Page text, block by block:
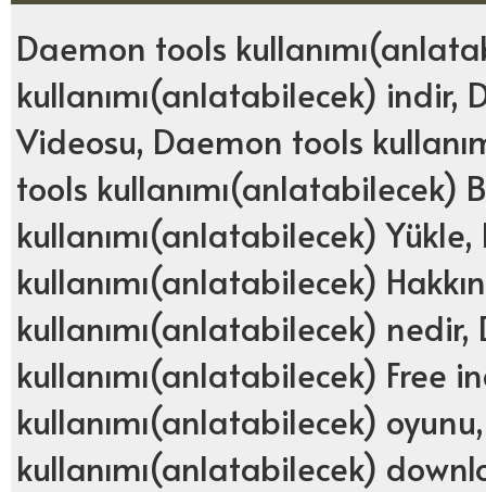
Daemon tools
kullanımı(anlatabilecek) indir,
Videosu, Daemon tools
tools kullanımı(anlatabilecek)
kullanımı(anlatabilecek)
kullanımı(anlatabilecek)
kullanımı(anlatabilecek)
kullanımı(anlatabilecek) Free
kullanımı(anlatabilecek)
kullanımı(anlatabilecek)